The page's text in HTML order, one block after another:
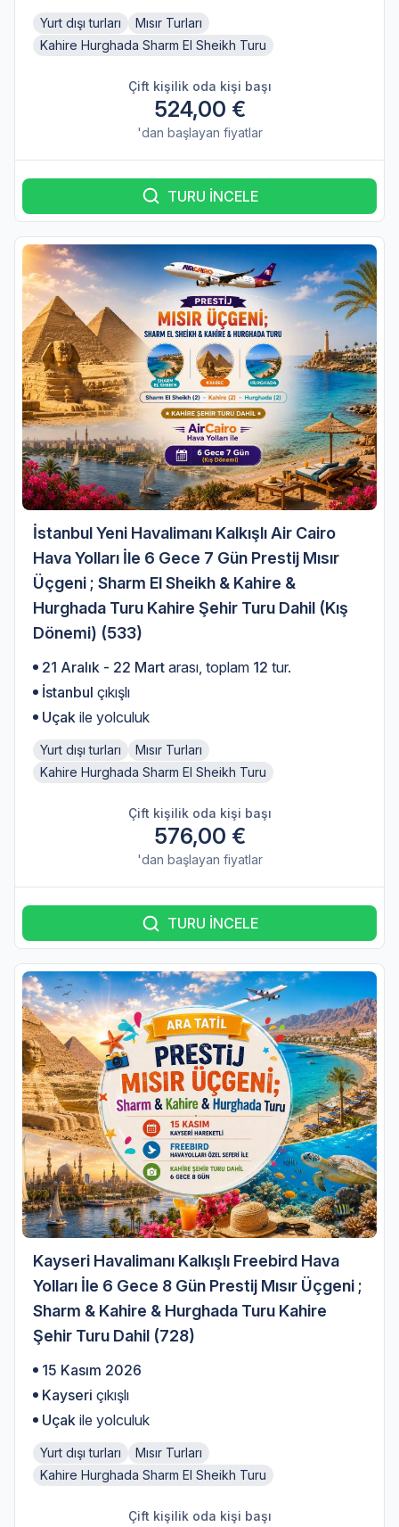
Yurt dışı turları
Mısır Turları
Kahire Hurghada Sharm El Sheikh Turu
Çift kişilik oda kişi başı
524,00 €
'dan başlayan fiyatlar
TURU İNCELE
İstanbul Yeni Havalimanı Kalkışlı Air Cairo
Hava Yolları İle 6 Gece 7 Gün Prestij Mısır
Üçgeni ; Sharm El Sheikh & Kahire &
Hurghada Turu Kahire Şehir Turu Dahil (Kış
Dönemi) (533)
21 Aralık - 22 Mart arası, toplam 12 tur.
İstanbul çıkışlı
Uçak ile yolculuk
Yurt dışı turları
Mısır Turları
Kahire Hurghada Sharm El Sheikh Turu
Çift kişilik oda kişi başı
576,00 €
'dan başlayan fiyatlar
TURU İNCELE
Kayseri Havalimanı Kalkışlı Freebird Hava
Yolları İle 6 Gece 8 Gün Prestij Mısır Üçgeni ;
Sharm & Kahire & Hurghada Turu Kahire
Şehir Turu Dahil (728)
15 Kasım 2026
Kayseri çıkışlı
Uçak ile yolculuk
Yurt dışı turları
Mısır Turları
Kahire Hurghada Sharm El Sheikh Turu
Çift kişilik oda kişi başı